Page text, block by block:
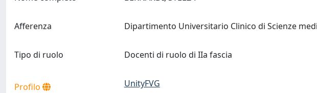
Afferenza Dipartimento Universitario Clinico di Scienze
Tipo di ruolo Docenti di ruolo di IIa fascia
Profilo UnityFVG